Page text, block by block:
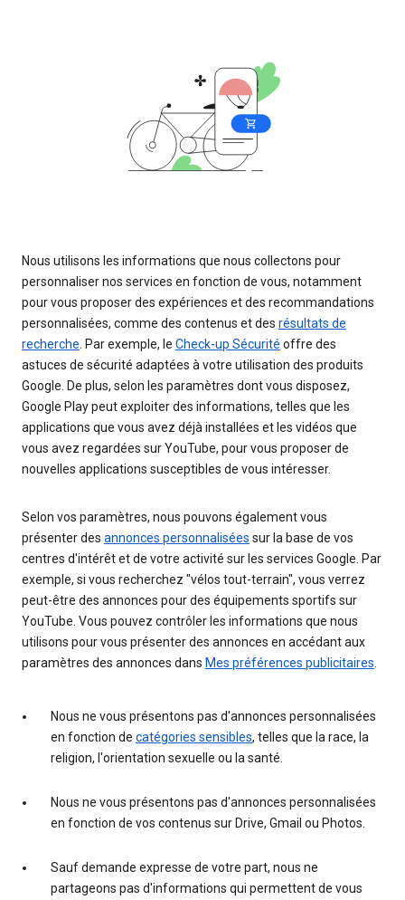
Nous utilisons les informations que nous collectons pour
personnaliser nos services en fonction de vous, notamment
pour vous proposer des expériences et des recommandations
personnalisées, comme des contenus et des résultats de
recherche . Par exemple, le Check-up Sécurité offre des
astuces de sécurité adaptées à votre utilisation des produits
Google. De plus, selon les paramètres dont vous disposez,
Google Play peut exploiter des informations, telles que les
applications que vous avez déjà installées et les vidéos que
vous avez regardées sur YouTube, pour vous proposer de
nouvelles applications susceptibles de vous intéresser.
Selon vos paramètres, nous pouvons également vous
présenter des annonces personnalisées sur la base de vos
centres d'intérêt et de votre activité sur les services Google. Par
exemple, si vous recherchez "vélos tout-terrain", vous verrez
peut-être des annonces pour des équipements sportifs sur
YouTube. Vous pouvez contrôler les informations que nous
utilisons pour vous présenter des annonces en accédant aux
paramètres des annonces dans Mes préférences publicitaires
Nous ne vous présentons pas d'annonces personnalisées
en fonction de catégories sensibles, telles que la race, la
religion, l'orientation sexuelle ou la santé.
Nous ne vous présentons pas d'annonces personnalisées
en fonction de vos contenus sur Drive, Gmail ou Photos.
Sauf demande expresse de votre part, nous ne
partageons pas d'informations qui permettent de vous